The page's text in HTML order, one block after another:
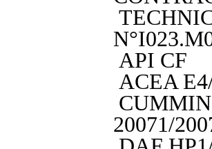
API CF
ACEA
20071/